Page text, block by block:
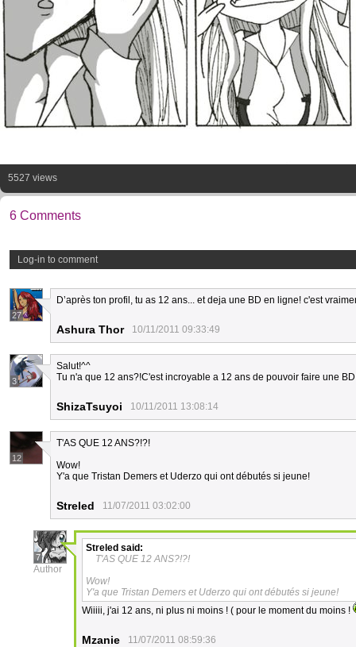
5527 views
6 Comments
Log-in to comment
27
D’après ton profil, tu as 12 ans... et deja une BD en ligne! c'est
Ashura Thor 10/11/2011 09:33:49
3
Salut!^^
Tu n'a que 12 ans?!C'est incroyable a 12 ans de pouvoir faire une
ShizaTsuyoi 10/11/2011 13:08:14
12
T'AS QUE 12 ANS?!?!
Wow!
Y'a que Tristan Demers et Uderzo qui ont débutés si jeune!
Streled 11/07/2011 03:02:00
7
Author
Streled said:
T'AS QUE 12 ANS?!?!
Wow!
Y'a que Tristan Demers et Uderzo qui ont débutés si jeune!
Wiiiii, j'ai 12 ans, ni plus ni moins ! ( pour le moment du moins !
Mzanie 11/07/2011 08:59:36